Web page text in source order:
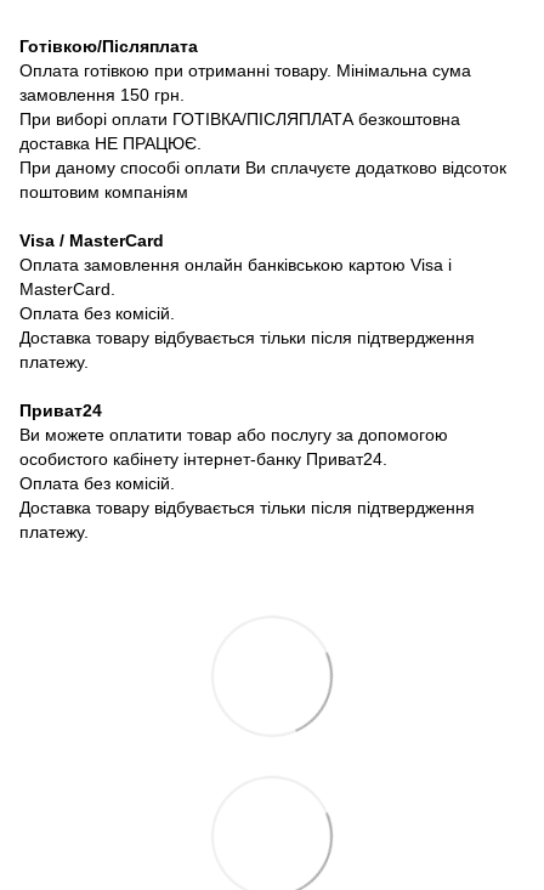
Готівкою/Післяплата
Оплата готівкою при отриманні товару. Мінімальна сума
замовлення 150 грн.
При виборі оплати ГОТІВКА/ПІСЛЯПЛАТА безкоштовна
доставка НЕ ПРАЦЮЄ.
При даному способі оплати Ви сплачуєте додатково відсоток
поштовим компаніям
Visa / MasterCard
Оплата замовлення онлайн банківською картою Visa і
MasterCard.
Оплата без комісій.
Доставка товару відбувається тільки після підтвердження
платежу.
Приват24
Ви можете оплатити товар або послугу за допомогою
особистого кабінету інтернет-банку Приват24.
Оплата без комісій.
Доставка товару відбувається тільки після підтвердження
платежу.